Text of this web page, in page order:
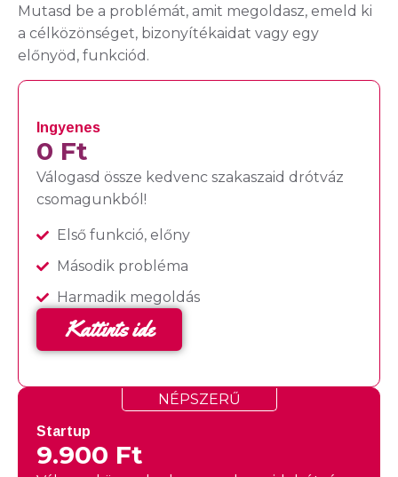
Mutasd be a problémát, amit megoldasz, emeld ki
a célközönséget, bizonyítékaidat vagy egy
előnyöd, funkciód.
Ingyenes
0 Ft
Válogasd össze kedvenc szakaszaid drótváz
csomagunkból!
Első funkció, előny
Második probléma
Harmadik megoldás
Kattints ide
NÉPSZERŰ
Startup
9.900 Ft